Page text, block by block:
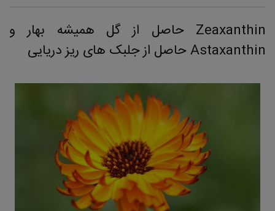
Zeaxanthin حاصل از گل همیشه بهار و
Astaxanthin حاصل از جلبک های ریز دریایی